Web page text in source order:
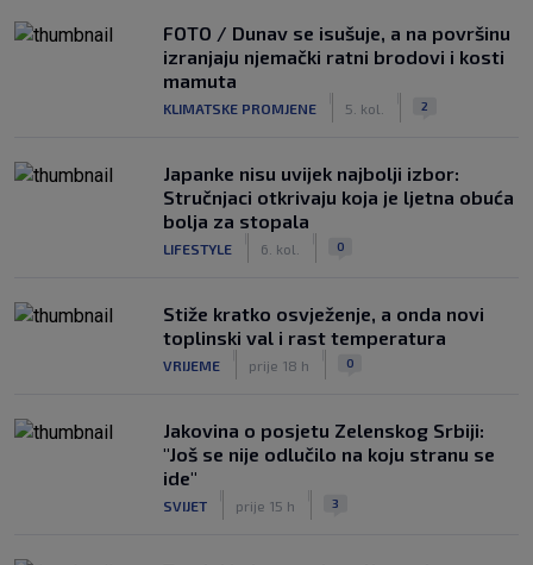
FOTO / Dunav se isušuje, a na površinu
izranjaju njemački ratni brodovi i kosti
mamuta
KLIMATSKE PROMJENE 5. kol. 2
Japanke nisu uvijek najbolji izbor:
Stručnjaci otkrivaju koja je ljetna obuća
bolja za stopala
LIFESTYLE 6. kol. 0
Stiže kratko osvježenje, a onda novi
toplinski val i rast temperatura
VRIJEME prije 18 h 0
Jakovina o posjetu Zelenskog Srbiji:
"Još se nije odlučilo na koju stranu se
ide"
SVIJET prije 15 h 3